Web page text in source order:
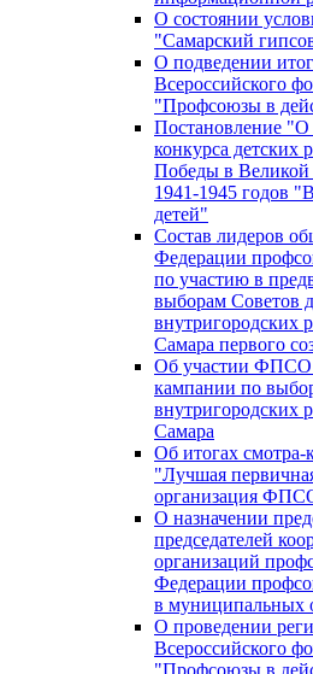
О состоянии
"Самарский
О подведении
Всероссийского
"Профсоюзы в
Постановление "О
конкурса детских
Победы в Великой
1941-1945 годов
детей"
Состав лидеров
Федерации
по участию в
выборам Советов
внутригородских
Самара первого
Об участии ФПСО
кампании по
внутригородских
Самара
Об итогах смотра-
"Лучшая
организация
О назначении
председателей
организаций
Федерации
в муниципальных
О проведении
Всероссийского
"Профсоюзы в